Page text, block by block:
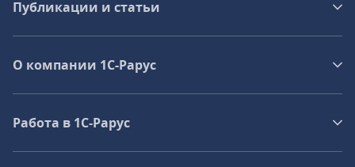
Публикации и статьи
О компании 1C-Рарус
Работа в 1С‑Рарус